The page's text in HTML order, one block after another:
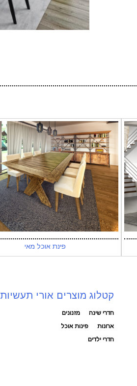
פינת אוכל מאי
קטלוג מוצרים אורי תעשיות
חדרי שינה
מזנונים
ארונות
פינות אוכל
חדרי ילדים